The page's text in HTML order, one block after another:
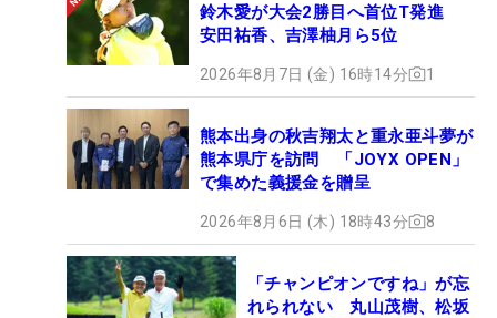
鈴木愛が大会2勝目へ首位T発進
安田祐香、吉澤柚月ら5位
2026年8月7日 (金) 16時14分 1
熊本出身の秋吉翔太と重永亜斗夢が
熊本県庁を訪問 「JOYX OPEN」
で集めた義援金を贈呈
2026年8月6日 (木) 18時43分 8
「チャンピオンですね」が忘
れられない 丸山茂樹、松坂